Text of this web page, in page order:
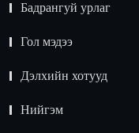
Бадрангуй урлаг
Гол мэдээ
Дэлхийн хотууд
Нийгэм